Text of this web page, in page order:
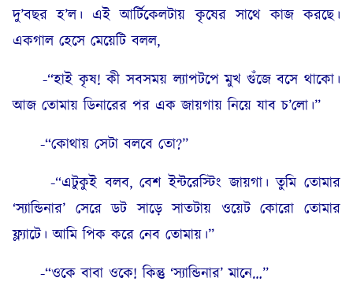
দু’বছর হ’ল। এই আর্টিকেলটায় কৃষের সাথে কাজ করছে।
একগাল হেসে মেয়েটি বলল,
-“হাই কৃষ! কী সবসময় ল্যাপটপে মুখ গুঁজে বসে থাকো।
আজ তোমায় ডিনারের পর এক জায়গায় নিয়ে যাব চ’লো।”
-“কোথায় সেটা বলবে তো?”
-“এটুকুই বলব, বেশ ইন্টরেস্টিং জায়গা। তুমি তোমার
‘স্যান্ডিনার’ সেরে ডট সাড়ে সাতটায় ওয়েট কোরো তোমার
ফ্ল্যাটে। আমি পিক করে নেব তোমায়।”
-“ওকে বাবা ওকে! কিন্তু ‘স্যান্ডিনার’ মানে…”